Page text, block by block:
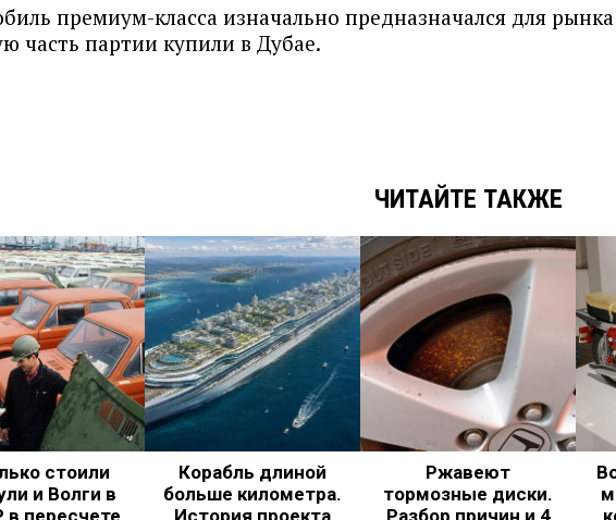
премиум-класса изначально предназначался для
часть партии купили в Дубае.
ЧИТАЙТЕ ТАКЖЕ
стоили
и Волги в
пересчете
Корабль длиной
больше километра.
История проекта
Ржавеют
тормозные диски.
Разбор причин и 4